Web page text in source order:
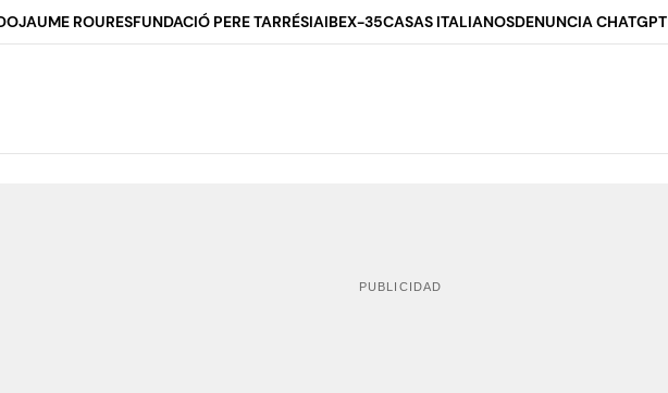
JAUME ROURESFUNDACIÓ PERE TARRÉSIAIBEX-35CASAS ITALIANOSDENUNCIA CHATGPT